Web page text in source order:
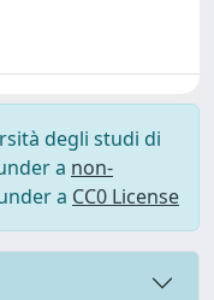
degli studi di
a non-
a CC0 License